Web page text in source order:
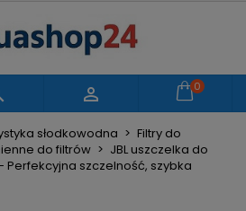
 0
słodkowodna
Filtry do
do filtrów
JBL uszczelka do
- Perfekcyjna szczelność, szybka
życzeń
Utwórz listę życzeń
by zapisać produkty na
Anuluj Zaloguj się